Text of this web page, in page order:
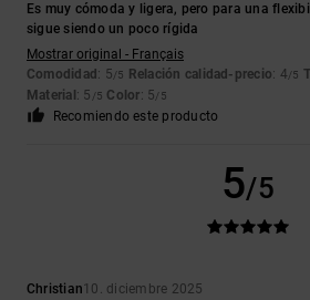
Es muy cómoda y ligera, pero para una
sigue siendo un poco rígida
Mostrar original - Français
Comodidad : 5/5 Relación calidad-precio: 4/5
Material : 5 /5 Color: 5/5
Recomiendo este producto
5/5
Christian10. diciembre 2025